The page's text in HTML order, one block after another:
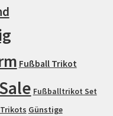
Fußball Trikot
Fußballtrikot Set
Trikots Günstige